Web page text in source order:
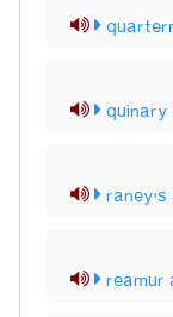
raney's
reamur